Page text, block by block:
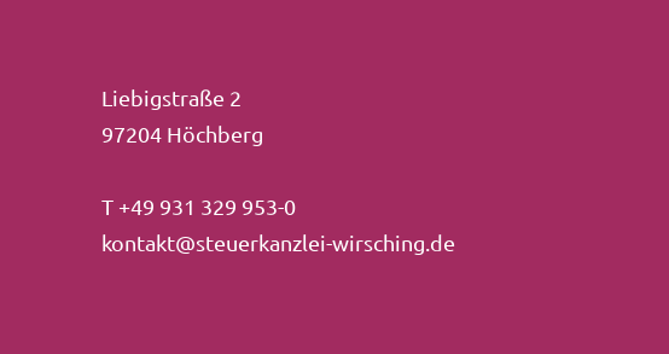
Liebigstraße 2
97204 Höchberg
T +49 931 329 953-0
kontakt@steuerkanzlei-wirsching.de